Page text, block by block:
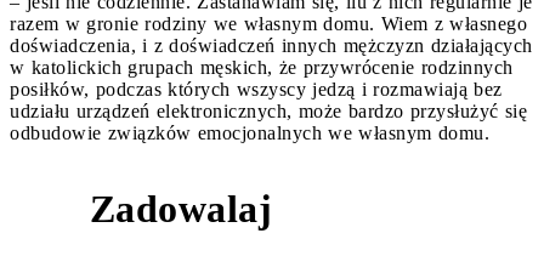
razem w gronie rodziny we własnym domu. Wiem z własnego
doświadczenia, i z doświadczeń innych mężczyzn działających
w katolickich grupach męskich, że przywróce­nie rodzinnych
posiłków, podczas których wszyscy jedzą i rozmawiają bez
udziału urządzeń elektronicznych, może bardzo przysłużyć się
odbudowie związków emocjonalnych we własnym domu.
Zadowalaj